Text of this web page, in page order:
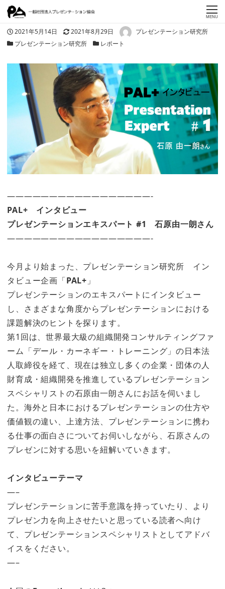
MENU
投稿日
2021年5月14日 更新日
2021年8月29日 著者 プレゼンテーション研究所
カテゴリー
プレゼンテーション研究所 カテゴリー
レポート
—————————————————-
PAL+ インタビュー
プレゼンテーションエキスパート #1 石原由一朗さん
—————————————————-
今月より始まった、プレゼンテーション研究所 イン
タビュー企画「PAL+ 」
プレゼンテーションのエキスパートにインタビュー
し、さまざまな角度からプレゼンテーションにおける
課題解決のヒントを探ります。
第1回は、世界最大級の組織開発コンサルティングファ
ーム「デール・カーネギー・トレーニング」の日本法
人取締役を経て、現在は独立し多くの企業・団体の人
財育成・組織開発を推進しているプレゼンテーション
スペシャリストの石原由一朗さんにお話を伺いまし
た。海外と日本におけるプレゼンテーションの仕方や
価値観の違い、上達方法、プレゼンテーションに携わ
る仕事の面白さについてお伺いしながら、石原さんの
プレゼンに対する思いを紐解いていきます。
インタビューテーマ
—–
プレゼンテーションに苦手意識を持っていたり、より
プレゼン力を向上させたいと思っている読者へ向け
て、プレゼンテーションスペシャリストとしてアドバ
イスをください。
—–